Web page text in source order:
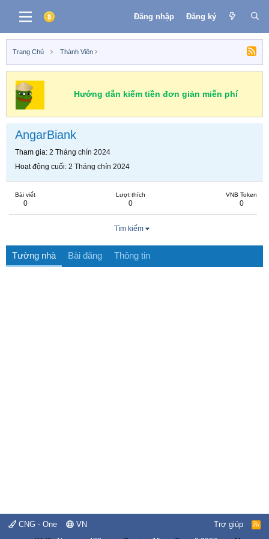
Đăng nhập Đăng ký
Trang Chủ Thành Viên
Hướng dẫn kiếm tiền đơn giản miễn phí
AngarBiank
Tham gia 2 Tháng chín 2024
Hoạt động cuối 2 Tháng chín 2024
Bài viết
0
Lượt thích
0
VNB Token
0
Tìm kiếm
Tường nhà Bài đăng Thông tin
CNG - One VN Trợ giúp
R